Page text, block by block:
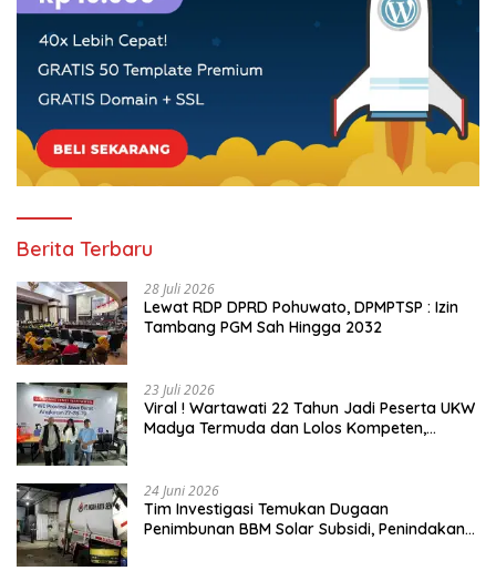
Berita Terbaru
28 Juli 2026
Lewat RDP DPRD Pohuwato, DPMPTSP : Izin
Tambang PGM Sah Hingga 2032
23 Juli 2026
Viral ! Wartawati 22 Tahun Jadi Peserta UKW
Madya Termuda dan Lolos Kompeten,
24 Juni 2026
Tim Investigasi Temukan Dugaan
Penimbunan BBM Solar Subsidi, Penindakan